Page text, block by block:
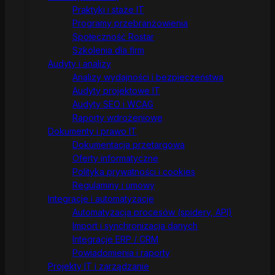
Praktyki i staże IT
Programy przebranżowienia
Społeczność Rostar
Szkolenia dla firm
Audyty i analizy
Analizy wydajności i bezpieczeństwa
Audyty projektowe IT
Audyty SEO i WCAG
Raporty wdrożeniowe
Dokumenty i prawo IT
Dokumentacja przetargowa
Oferty informatyczne
Polityka prywatności i cookies
Regulaminy i umowy
Integracje i automatyzacje
Automatyzacja procesów (spidery, API)
Import i synchronizacja danych
Integracje ERP / CRM
Powiadomienia i raporty
Projekty IT i zarządzanie